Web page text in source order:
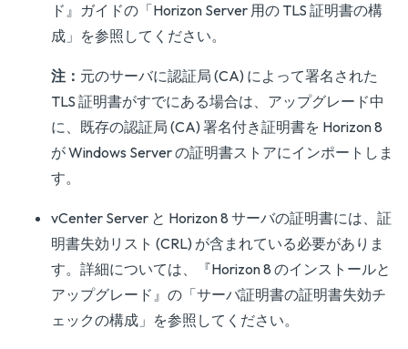
ド 』ガイドの「Horizon Server 用の TLS 証明書の構
成」を参照してください。
注： 元のサーバに認証局 (CA) によって署名された
TLS 証明書がすでにある場合は、アップグレード中
に、既存の認証局 (CA) 署名付き証明書を Horizon 8
が Windows Server の証明書ストアにインポートしま
す。
vCenter Server と Horizon 8 サーバの証明書には、証
明書失効リスト (CRL) が含まれている必要がありま
す。詳細については、『Horizon 8 のインストールと
アップグレード 』の「サーバ証明書の証明書失効チ
ェックの構成」を参照してください。